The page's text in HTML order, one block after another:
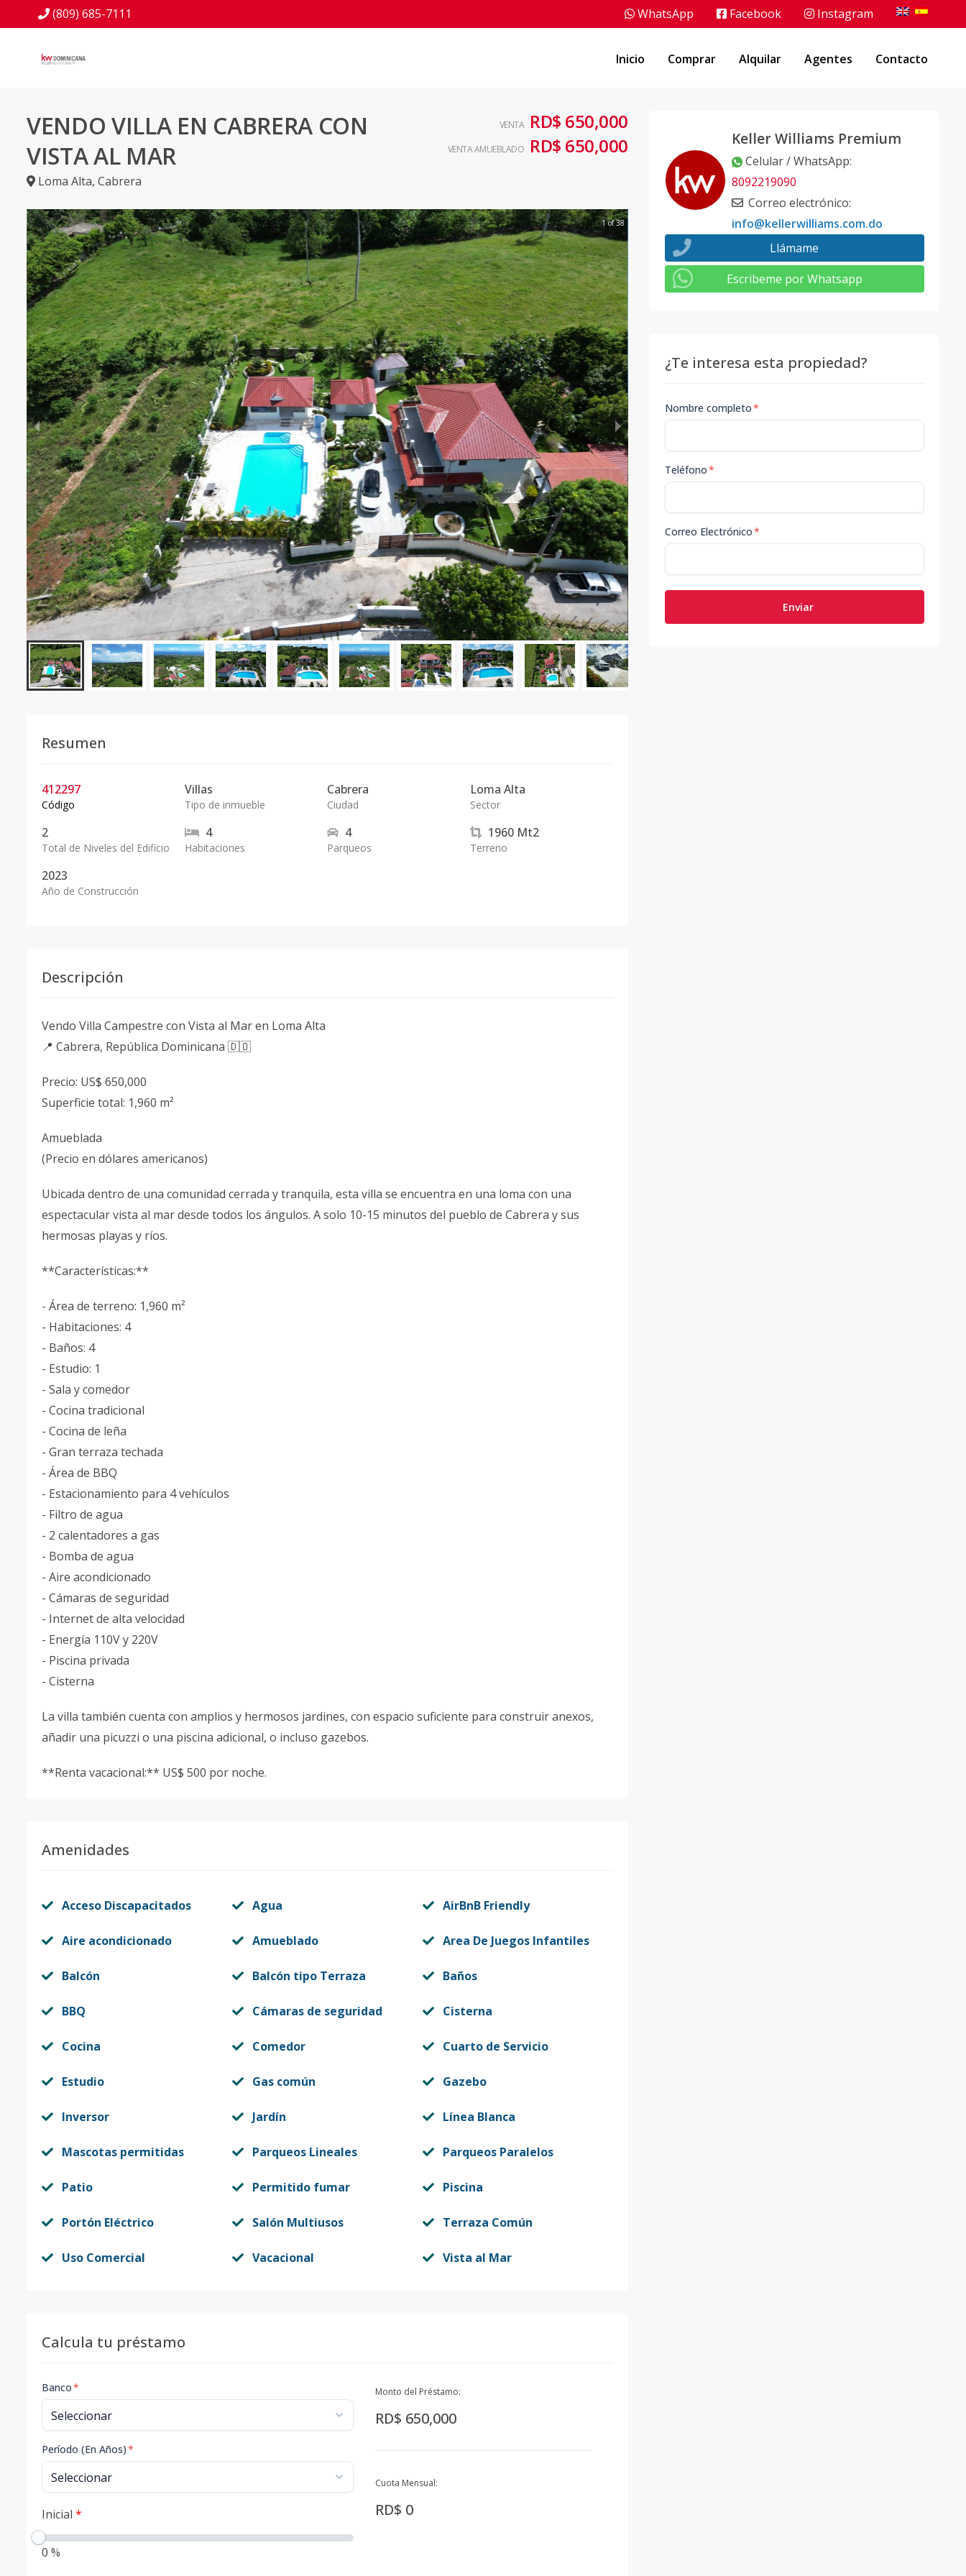
(809) 685-7111 WhatsApp Facebook Instagram
Inicio Comprar Alquilar Agentes Contacto
VENDO VILLA EN CABRERA CON
VISTA AL MAR
Loma Alta, Cabrera
VENTA RD$ 650,000
VENTA AMUEBLADO RD$ 650,000
1 of 38
Resumen
412297
Código
Villas
Tipo de inmueble
Cabrera
Ciudad
Loma Alta
Sector
2
Total de Niveles del Edificio
4
Habitaciones
4
Parqueos
1960 Mt2
Terreno
2023
Año de Construcción
Descripción
Vendo Villa Campestre con Vista al Mar en Loma Alta
📍 Cabrera, República Dominicana 🇩🇴
Precio: US$ 650,000
Superficie total: 1,960 m²
Amueblada
(Precio en dólares americanos)
Ubicada dentro de una comunidad cerrada y tranquila, esta villa se encuentra en una loma con una
espectacular vista al mar desde todos los ángulos. A solo 10-15 minutos del pueblo de Cabrera y sus
hermosas playas y ríos.
**Características:**
- Área de terreno: 1,960 m²
- Habitaciones: 4
- Baños: 4
- Estudio: 1
- Sala y comedor
- Cocina tradicional
- Cocina de leña
- Gran terraza techada
- Área de BBQ
- Estacionamiento para 4 vehículos
- Filtro de agua
- 2 calentadores a gas
- Bomba de agua
- Aire acondicionado
- Cámaras de seguridad
- Internet de alta velocidad
- Energía 110V y 220V
- Piscina privada
- Cisterna
La villa también cuenta con amplios y hermosos jardines, con espacio suficiente para construir anexos,
añadir una picuzzi o una piscina adicional, o incluso gazebos.
**Renta vacacional:** US$ 500 por noche.
Amenidades
Acceso Discapacitados Agua AirBnB Friendly
Aire acondicionado Amueblado Area De Juegos Infantiles
Balcón Balcón tipo Terraza Baños
BBQ Cámaras de seguridad Cisterna
Cocina Comedor Cuarto de Servicio
Estudio Gas común Gazebo
Inversor Jardín Línea Blanca
Mascotas permitidas Parqueos Lineales Parqueos Paralelos
Patio Permitido fumar Piscina
Portón Eléctrico Salón Multiusos Terraza Común
Uso Comercial Vacacional Vista al Mar
Calcula tu préstamo
Banco*
Período (En Años)*
Inicial *
0 %
Monto del Préstamo:
RD$ 650,000
Cuota Mensual:
RD$ 0
Keller Williams Premium
Celular / WhatsApp:
8092219090
Correo electrónico:
info@kellerwilliams.com.do
Llámame
Escribeme por Whatsapp
¿Te interesa esta propiedad?
Nombre completo*
Teléfono*
Correo Electrónico*
Enviar